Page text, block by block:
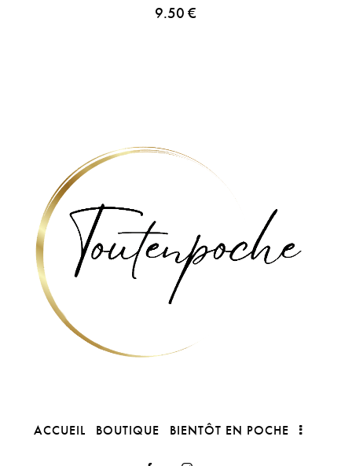
9.50 €
ACCUEIL BOUTIQUE BIENTÔT EN POCHE